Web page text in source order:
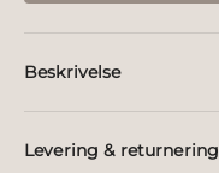
Beskrivelse
Levering & returnering